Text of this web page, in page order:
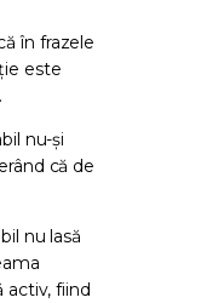
în frazele
este
nu-și
că de
nu lasă
activ, fiind